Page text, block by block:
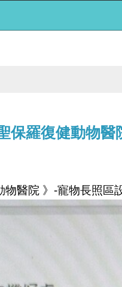
保羅復健動物醫
物醫院 》 -寵物長照區